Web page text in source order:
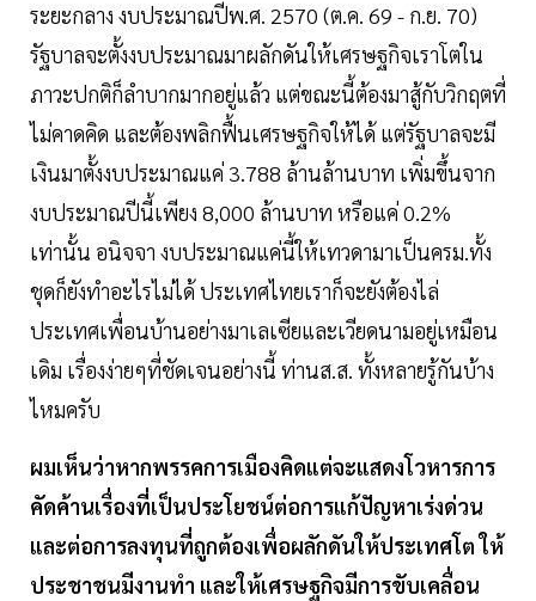
ระยะกลาง งบประมาณปีพ.ศ. 2570 (ต.ค. 69 - ก.ย. 70)
รัฐบาลจะตั้งงบประมาณมาผลักดันให้เศรษฐกิจเราโตใน
ภาวะปกติก็ลำบากมากอยู่แล้ว แต่ขณะนี้ต้องมาสู้กับวิกฤตที่
ไม่คาดคิด และต้องพลิกฟื้นเศรษฐกิจให้ได้ แต่รัฐบาลจะมี
เงินมาตั้งงบประมาณแค่ 3.788 ล้านล้านบาท เพิ่มขึ้นจาก
งบประมาณปีนี้เพียง 8,000 ล้านบาท หรือแค่ 0.2%
เท่านั้น อนิจจา งบประมาณแค่นี้ให้เทวดามาเป็นครม.ทั้ง
ชุดก็ยังทำอะไรไม่ได้ ประเทศไทยเราก็จะยังต้องไล่
ประเทศเพื่อนบ้านอย่างมาเลเซียและเวียดนามอยู่เหมือน
เดิม เรื่องง่ายๆที่ชัดเจนอย่างนี้ ท่านส.ส. ทั้งหลายรู้กันบ้าง
ไหมครับ
ผมเห็นว่าหากพรรคการเมืองคิดแต่จะแสดงโวหารการ
คัดค้านเรื่องที่เป็นประโยชน์ต่อการแก้ปัญหาเร่งด่วน
และต่อการลงทุนที่ถูกต้องเพื่อผลักดันให้ประเทศโต ให้
ประชาชนมีงานทำ และให้เศรษฐกิจมีการขับเคลื่อน